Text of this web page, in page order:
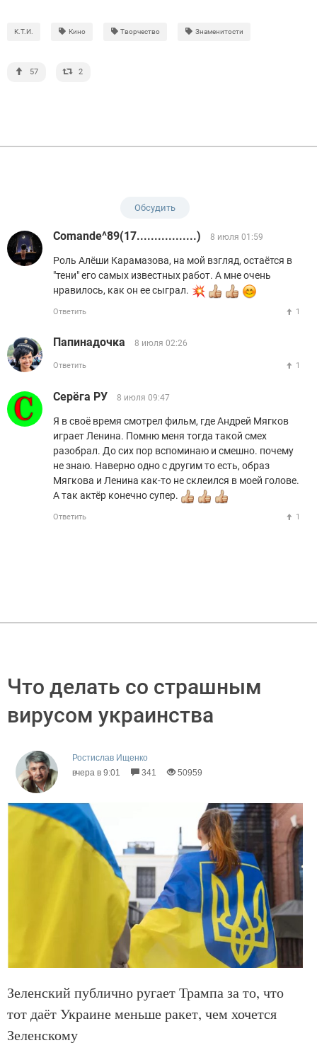
К.Т.И. Кино Творчество Знаменитости
57 2
Обсудить
Comande^89(17.................) 8 июля 01:59
Роль Алёши Карамазова, на мой взгляд, остаётся в
"тени" его самых известных работ. А мне очень
нравилось, как он ее сыграл.
Ответить 1
Папинадочка 8 июля 02:26
Ответить 1
Серёга РУ 8 июля 09:47
Я в своё время смотрел фильм, где Андрей Мягков
играет Ленина. Помню меня тогда такой смех
разобрал. До сих пор вспоминаю и смешно. почему
не знаю. Наверно одно с другим то есть, образ
Мягкова и Ленина как-то не склеился в моей голове.
А так актёр конечно супер.
Ответить 1
Что делать со страшным
вирусом украинства
Ростислав Ищенко
вчера в 9:01
341 50959
Зеленский публично ругает Трампа за то, что
тот даёт Украине меньше ракет, чем хочется
Зеленскому